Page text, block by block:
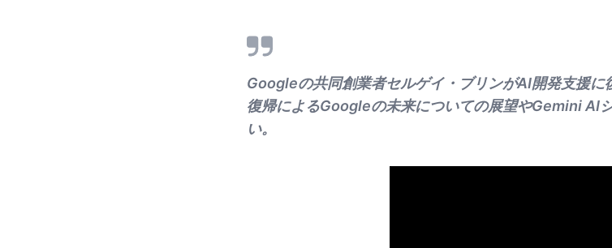
Googleの共同創業者セルゲイ・ブリンがAI開発支援に
復帰によるGoogleの未来についての展望やGemini AI
い。